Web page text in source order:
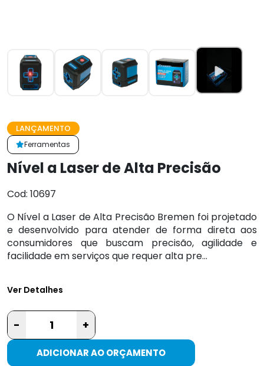
Ferramentas
LANÇAMENTO
Nível a Laser de Alta Precisão
Cod: 10697
O Nível a Laser de Alta Precisão Bremen foi projetado
e desenvolvido para atender de forma direta aos
consumidores que buscam precisão, agilidade e
facilidade em serviços que requer alta pre...
Ver Detalhes
- +
ADICIONAR AO ORÇAMENTO